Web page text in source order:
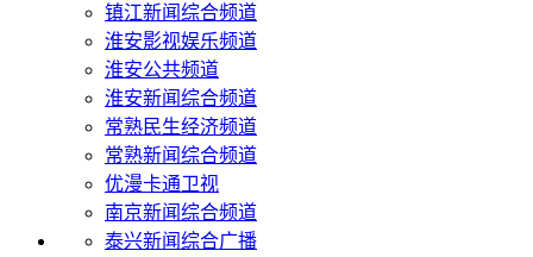
镇江新闻综合频道
淮安影视娱乐频道
淮安公共频道
淮安新闻综合频道
常熟民生经济频道
常熟新闻综合频道
优漫卡通卫视
南京新闻综合频道
泰兴新闻综合广播